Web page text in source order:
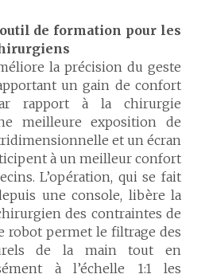
de formation pour les
la précision du geste
un gain de confort
rapport à la chirurgie
meilleure exposition de
et un écran
à un meilleur confort
L’opération, qui se fait
une console, libère la
des contraintes de
robot permet le filtrage des
de la main tout en
à l’échelle 1:1 les